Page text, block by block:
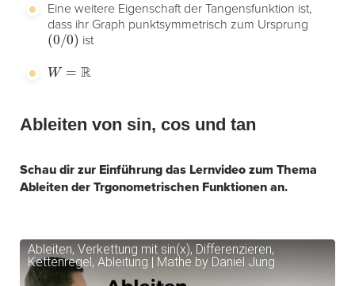
Eine weitere Eigenschaft der Tangensfunktion ist,
dass ihr Graph punktsymmetrisch zum Ursprung
(0/0) ist
W=
Ableiten von sin, cos und tan
Schau dir zur Einführung das Lernvideo zum Thema
Ableiten der Trgonometrischen Funktionen an.
Ableiten, Verkettung mit sin(x), Differenzieren,
Kettenregel, Ableitung | Mathe by Daniel Jung